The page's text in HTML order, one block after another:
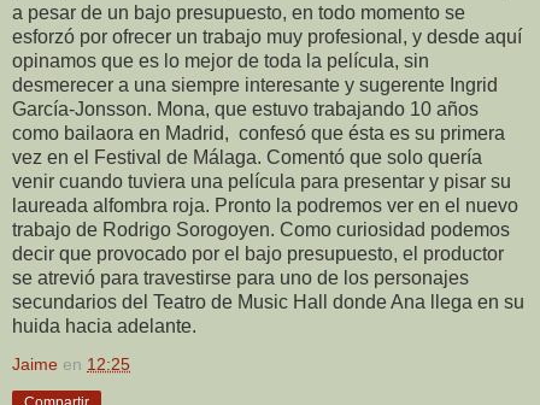
a pesar de un bajo presupuesto, en todo momento se
esforzó por ofrecer un trabajo muy profesional, y desde aquí
opinamos que es lo mejor de toda la película, sin
desmerecer a una siempre interesante y sugerente Ingrid
García-Jonsson. Mona, que estuvo trabajando 10 años
como bailaora en Madrid, confesó que ésta es su primera
vez en el Festival de Málaga. Comentó que solo quería
venir cuando tuviera una película para presentar y pisar su
laureada alfombra roja. Pronto la podremos ver en el nuevo
trabajo de Rodrigo Sorogoyen. Como curiosidad podemos
decir que provocado por el bajo presupuesto, el productor
se atrevió para travestirse para uno de los personajes
secundarios del Teatro de Music Hall donde Ana llega en su
huida hacia adelante.
Jaime en 12:25